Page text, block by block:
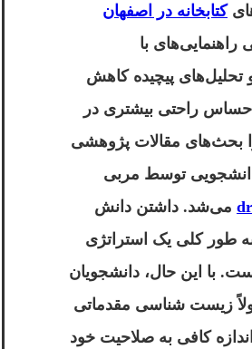
کتابخانه در اصفهان
با
تحلیل‌های پیچیده کاهش
راحتی بیشتری در
بحث‌های مقالات پژوهشی
توسط مربی
می‌شد. داشتن دانش
به طور کلی یک استراتژی
با این حال، دانشجویان
زیست شناسی مقدماتی
کافی به صلاحیت خود